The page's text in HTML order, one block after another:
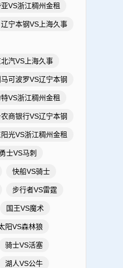
VS浙江稠州金租
辽宁本钢VS上海久事
汽VS上海久事
可波罗VS辽宁本钢
VS浙江稠州金租
商银行VS辽宁本钢
光VS浙江稠州金租
勇士VS马刺
快船VS骑士
步行者VS雷霆
国王VS魔术
阳VS森林狼
骑士VS活塞
湖人VS公牛